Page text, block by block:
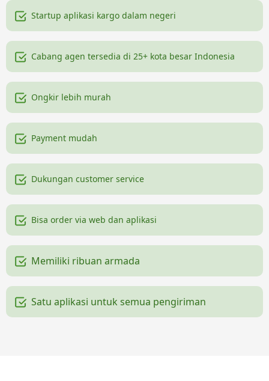
Startup aplikasi kargo dalam negeri
Cabang agen tersedia di 25+ kota besar Indonesia
Ongkir lebih murah
Payment mudah
Dukungan customer service
Bisa order via web dan aplikasi
Memiliki ribuan armada
Satu aplikasi untuk semua pengiriman